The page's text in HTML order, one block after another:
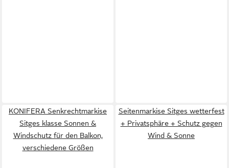
KONIFERA Senkrechtmarkise
Sitges klasse Sonnen &
Windschutz für den Balkon,
verschiedene Größen
Seitenmarkise Sitges wetterfest
+ Privatsphäre + Schutz gegen
Wind & Sonne